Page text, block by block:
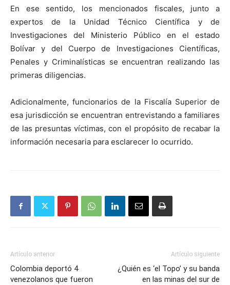
En ese sentido, los mencionados fiscales, junto a
expertos de la Unidad Técnico Científica y de
Investigaciones del Ministerio Público en el estado
Bolívar y del Cuerpo de Investigaciones Científicas,
Penales y Criminalísticas se encuentran realizando las
primeras diligencias.
Adicionalmente, funcionarios de la Fiscalía Superior de
esa jurisdicción se encuentran entrevistando a familiares
de las presuntas víctimas, con el propósito de recabar la
información necesaria para esclarecer lo ocurrido.
Artículo anterior
Colombia deportó 4
venezolanos que fueron
Artículo siguiente
¿Quién es ‘el Topo’ y su banda
en las minas del sur de